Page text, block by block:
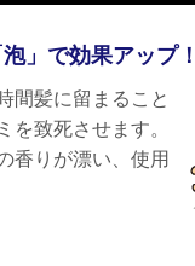
」で効果アップ！
間髪に留まること
を致死させます。
香りが漂い、使用